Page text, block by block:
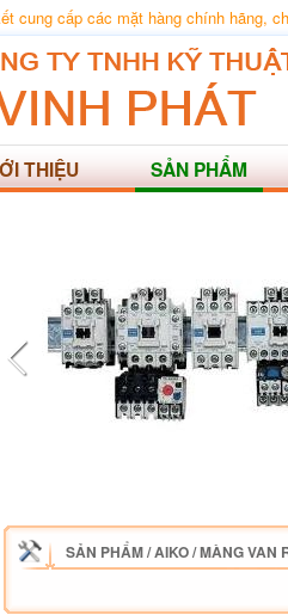
cung cấp các mặt hàng chính hãng,
THIỆU SẢN PHẨM
SẢN PHẨM/AIKO/MÀNG VAN